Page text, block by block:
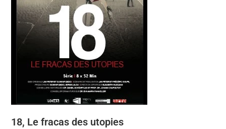
18, Le fracas des utopies